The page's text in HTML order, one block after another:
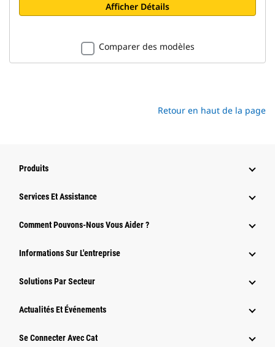
Afficher Détails
Comparer des modèles
Retour en haut de la page
Produits
Services Et Assistance
Comment Pouvons-Nous Vous Aider ?
Informations Sur L'entreprise
Solutions Par Secteur
Actualités Et Événements
Se Connecter Avec Cat